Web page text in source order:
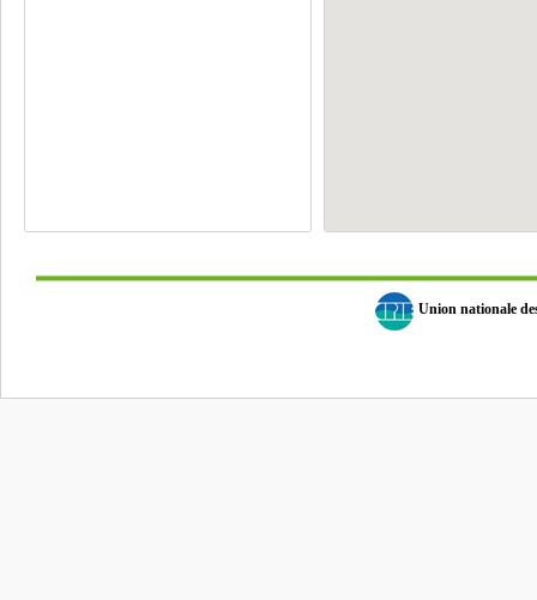
Union nationale